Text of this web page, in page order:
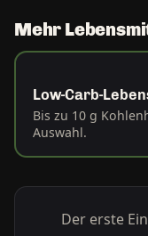
Mehr
Low-Carb-
Bis zu 10 g
Auswahl.
Der erste